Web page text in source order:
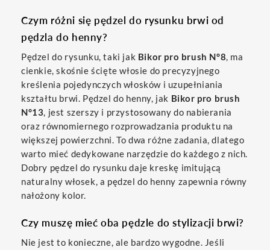
Czym różni się pędzel do rysunku brwi od
pędzla do henny?
Pędzel do rysunku, taki jak Bikor pro brush N°8, ma
cienkie, skośnie ścięte włosie do precyzyjnego
kreślenia pojedynczych włosków i uzupełniania
kształtu brwi. Pędzel do henny, jak Bikor pro brush
N°13, jest szerszy i przystosowany do nabierania
oraz równomiernego rozprowadzania produktu na
większej powierzchni. To dwa różne zadania, dlatego
warto mieć dedykowane narzędzie do każdego z nich.
Dobry pędzel do rysunku daje kreskę imitującą
naturalny włosek, a pędzel do henny zapewnia równy
nałożony kolor.
Czy muszę mieć oba pędzle do stylizacji brwi?
Nie jest to konieczne, ale bardzo wygodne. Jeśli